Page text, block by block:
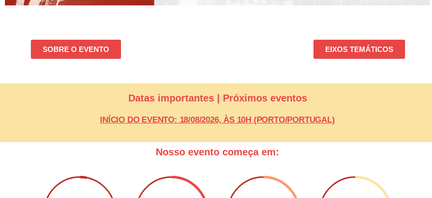
SOBRE O EVENTO EIXOS TEMÁTICOS
Datas importantes | Próximos eventos
INÍCIO DO EVENTO: 18/08/2026, ÀS 10H (PORTO/PORTUGAL)
Nosso evento começa em: